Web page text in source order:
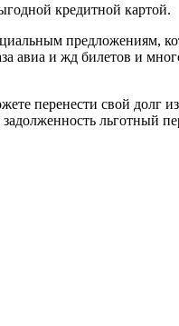
кредитной картой.
предложениям,
авиа и жд билетов и
перенести свой долг
льготный